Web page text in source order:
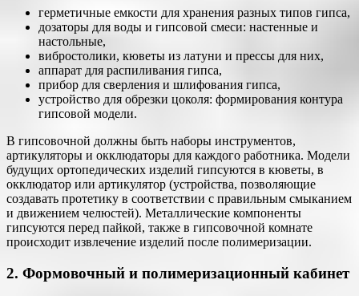
герметичные емкости для хранения разных типов гипса,
дозаторы для воды и гипсовой смеси: настенные и
настольные,
вибростолики, кюветы из латуни и прессы для них,
аппарат для распиливания гипса,
прибор для сверления и шлифования гипса,
устройство для обрезки цоколя: формирования контура
гипсовой модели.
В гипсовочной должны быть наборы инструментов,
артикуляторы и окклюдаторы для каждого работника. Модели
будущих ортопедических изделий гипсуются в кюветы, в
окклюдатор или артикулятор (устройства, позволяющие
создавать протетику в соответствии с правильным смыканием
и движением челюстей). Металлические компоненты
гипсуются перед пайкой, также в гипсовочной комнате
происходит извлечение изделий после полимеризации.
2. Формовочный и полимеризационный кабинет